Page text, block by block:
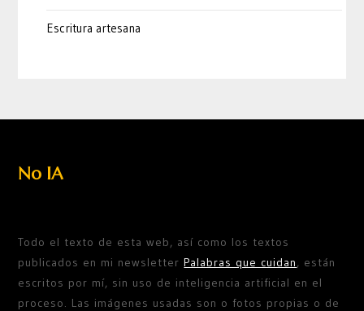
Escritura artesana
No IA
Todo el texto de esta web, así como los textos
publicados en mi newsletterPalabras que cuidan, están
escritos por mí, sin uso de inteligencia artificial en el
proceso. Las imágenes usadas son o fotos propias o de